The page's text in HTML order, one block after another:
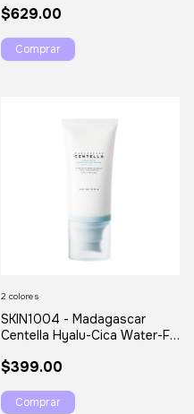
$629.00
SKIN1004 - Madagascar
Centella Hyalu-Cica Water-Fit
$399.00
2 colores
Comprar